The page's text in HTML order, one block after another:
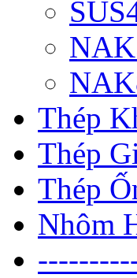
Thép
Thép
Thép
Nhôm